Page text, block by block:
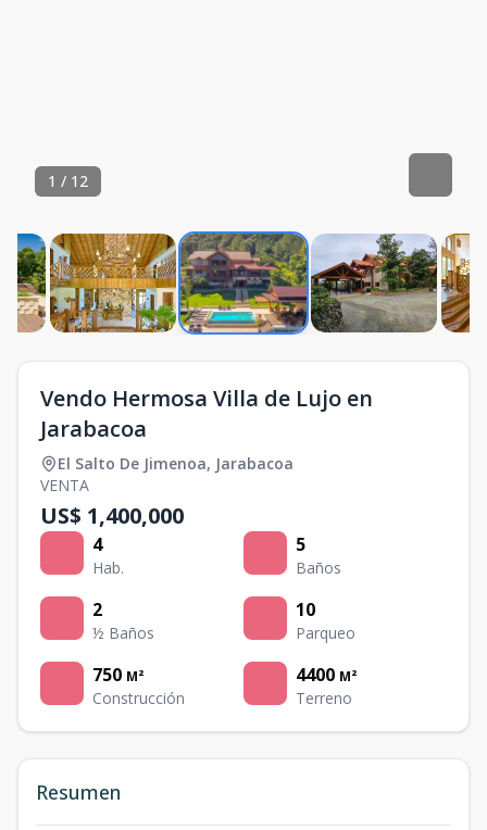
1 / 12
Vendo Hermosa Villa de Lujo en
Jarabacoa
El Salto De Jimenoa, Jarabacoa
VENTA
US$ 1,400,000
4
Hab.
5
Baños
2
½ Baños
10
Parqueo
750 M²
Construcción
4400 M²
Terreno
Resumen